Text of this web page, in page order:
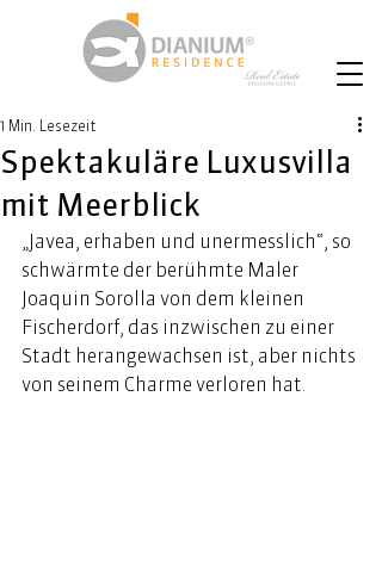
Spektakuläre Luxusvilla
mit Meerblick
1 Min. Lesezeit
„Javea, erhaben und unermesslich“, so
schwärmte der berühmte Maler
Joaquin Sorolla von dem kleinen
Fischerdorf, das inzwischen zu einer
Stadt herangewachsen ist, aber nichts
von seinem Charme verloren hat.